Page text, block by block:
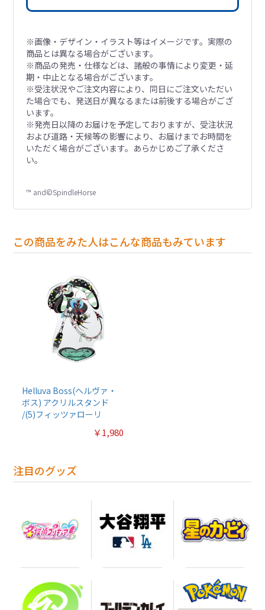
※画像・デザイン・イラスト等はイメージです。実際の
商品とは異なる場合がございます。
※商品の発売・仕様などは、諸般の事情により変更・延
期・中止となる場合がございます。
※受注状況やご注文内容により、同日にご注文いただい
た場合でも、発送日が異なるまたは前後する場合がござ
います。
※発売日以降のお届けを予定しておりますが、受注状況
および道路・天候等の影響により、お届けまでお時間を
いただく場合がございます。あらかじめご了承くださ
い。
™ and©SpindleHorse
この商品をみた人はこんな商品もみています
Helluva Boss(ヘルヴァ・
ボス) アクリルスタンド
/(5)フィッツァローリ
￥1,980
注目のグッズ